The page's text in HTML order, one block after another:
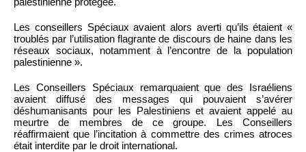
Les conseillers Spéciaux avaient alors averti qu’ils étaient «
troublés par l’utilisation flagrante de discours de haine dans les
réseaux sociaux, notamment à l’encontre de la population
palestinienne ».
Les Conseillers Spéciaux remarquaient que des Israéliens
avaient diffusé des messages qui pouvaient s’avérer
déshumanisants pour les Palestiniens et avaient appelé au
meurtre de membres de ce groupe. Les Conseillers
réaffirmaient que l’incitation à commettre des crimes atroces
était interdite par le droit international.